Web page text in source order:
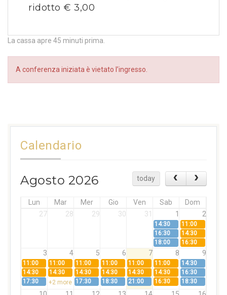
ridotto € 3,00
La cassa apre 45 minuti prima.
A conferenza iniziata è vietato l’ingresso.
Calendario
Agosto 2026 today
Lun Mar Mer Gio Ven Sab
Dom
27
28 29 30 31 1 2
14:30
11:00
16:30
14:30
18:00
16:30
3 4 5 6 7 8 9
11:00 11:00 11:00 11:00 11:00 11:00
14:30
14:30
14:30 14:30 14:30 14:30 14:30
16:30
17:30
+2 more 17:30 18:30 21:00 16:30 18:30